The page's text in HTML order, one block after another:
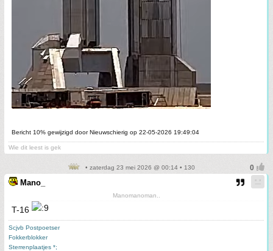
Bericht 10% gewijzigd door Nieuwschierig op 22-05-2026 19:49:04
Wie dit leest is gek
• zaterdag 23 mei 2026 @ 00:14 • 130
Mano_
Manomanoman..
T-16
Scjvb Postpoetser
Fokkerblokker
Sterrenplaatjes *;